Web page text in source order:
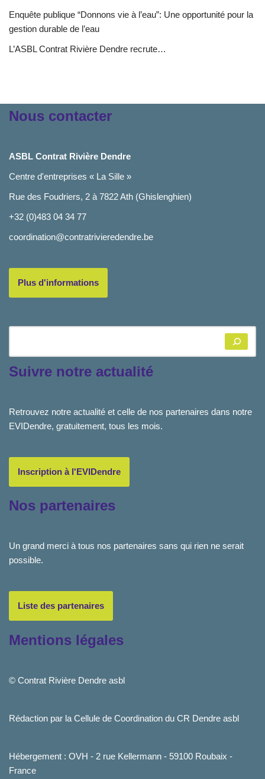
Enquête publique “Donnons vie à l’eau”: Une opportunité pour la
gestion durable de l’eau
L’ASBL Contrat Rivière Dendre recrute…
Nous contacter
ASBL Contrat Rivière Dendre
Centre d'entreprises « La Sille »
Rue des Foudriers, 2 à 7822 Ath (Ghislenghien)
+32 (0)483 04 34 77
coordination@contratrivieredendre.be
Plus d'informations
Suivre notre actualité
Retrouvez notre actualité et celle de nos partenaires dans notre
EVIDendre, gratuitement, tous les mois.
Inscription à l'EVIDendre
Nos partenaires
Un grand merci à tous nos partenaires sans qui rien ne serait
possible.
Liste des partenaires
Mentions légales
© Contrat Rivière Dendre asbl
Rédaction par la Cellule de Coordination du CR Dendre asbl
Hébergement : OVH - 2 rue Kellermann - 59100 Roubaix -
France